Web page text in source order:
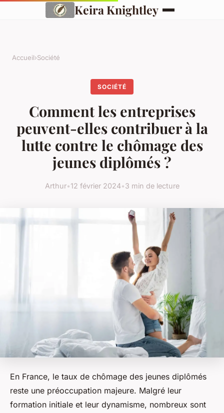
Keira Knightley
Accueil›Société
SOCIÉTÉ
Comment les entreprises
peuvent-elles contribuer à la
lutte contre le chômage des
jeunes diplômés ?
Arthur•12 février 2024•3 min de lecture
En France, le taux de chômage des jeunes diplômés
reste une préoccupation majeure. Malgré leur
formation initiale et leur dynamisme, nombreux sont